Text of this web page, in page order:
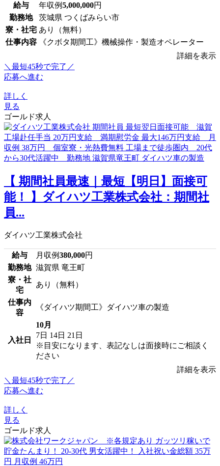
給与 年収例5,000,000円
勤務地
茨城県 つくばみらい市
寮・社宅 あり（無料）
仕事内容
《クボタ期間工》機械操作・製造オペレーター
詳細を表示
＼最短45秒で完了／
応募へ進む
詳しく
見る
ゴールド求人
【 期間社員最速｜最短【明日】面接可
能！ 】ダイハツ工業株式会社：期間社
員...
ダイハツ工業株式会社
給与 月収例380,000円
勤務地 滋賀県 竜王町
寮・社
宅
あり（無料）
仕事内
容
《ダイハツ期間工》ダイハツ車の製造
入社日
10月
7日 14日 21日
※目安になります、表記なしは面接時にご相談く
ださい
詳細を表示
＼最短45秒で完了／
応募へ進む
詳しく
見る
ゴールド求人